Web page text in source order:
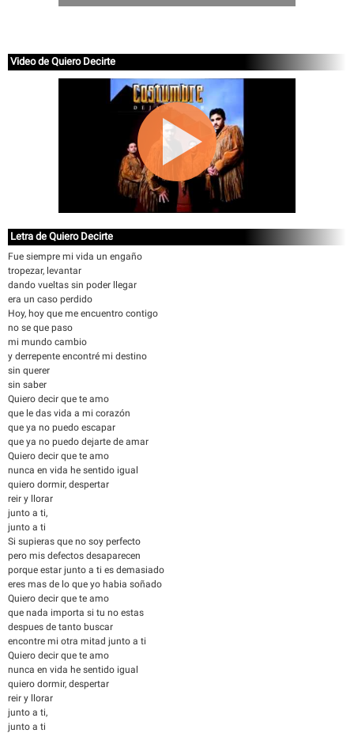
Video de Quiero Decirte
Letra de Quiero Decirte
Fue siempre mi vida un engaño
tropezar, levantar
dando vueltas sin poder llegar
era un caso perdido
Hoy, hoy que me encuentro contigo
no se que paso
mi mundo cambio
y derrepente encontré mi destino
sin querer
sin saber
Quiero decir que te amo
que le das vida a mi corazón
que ya no puedo escapar
que ya no puedo dejarte de amar
Quiero decir que te amo
nunca en vida he sentido igual
quiero dormir, despertar
reir y llorar
junto a ti,
junto a ti
Si supieras que no soy perfecto
pero mis defectos desaparecen
porque estar junto a ti es demasiado
eres mas de lo que yo habia soñado
Quiero decir que te amo
que nada importa si tu no estas
despues de tanto buscar
encontre mi otra mitad junto a ti
Quiero decir que te amo
nunca en vida he sentido igual
quiero dormir, despertar
reir y llorar
junto a ti,
junto a ti